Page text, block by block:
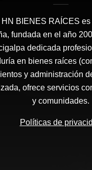
HN BIENES RAÍCES​
fundada en el año
dedicada
en bienes raíces
y administración
ofrece servicios
y comunidades.
Políticas de